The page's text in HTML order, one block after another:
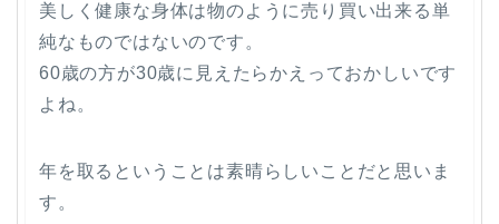
美しく健康な身体は物のように売り買い出来る単
純なものではないのです。
60歳の方が30歳に見えたらかえっておかしいです
よね。
年を取るということは素晴らしいことだと思いま
す。